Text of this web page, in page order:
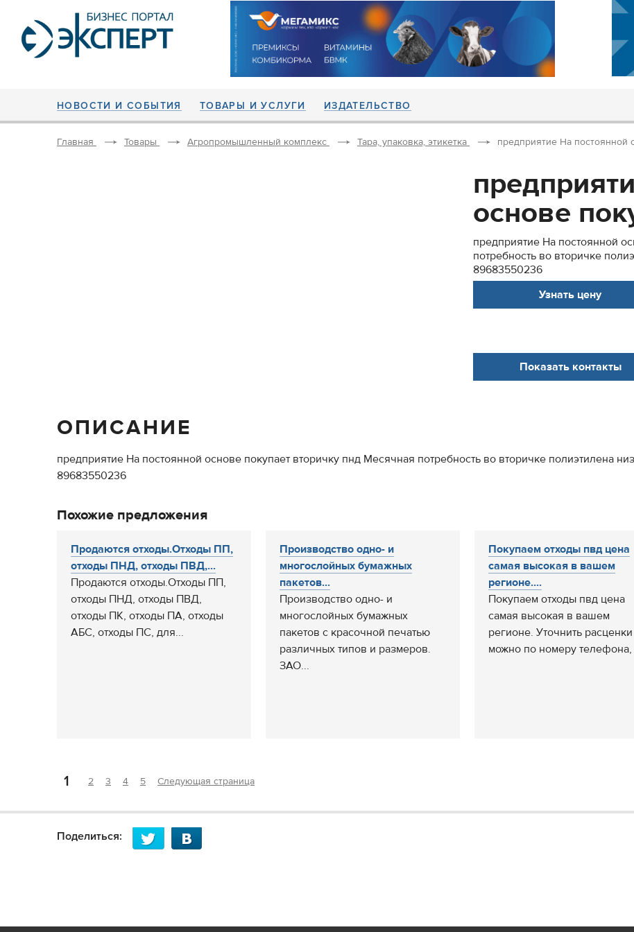
НОВОСТИ И СОБЫТИЯ ТОВАРЫ И УСЛУГИ ИЗДАТЕЛЬСТВО
Главная Товары Агропромышленный комплекс Тара, упаковка, этикетка предприятие На постоянной
основе
предприятие На постоянной
потребность во вторичке
89683550236
Узнать цену
Показать контакты
ОПИСАНИЕ
предприятие На постоянной основе покупает вторичку пнд Месячная потребность во вторичке полиэтилена
89683550236
Похожие предложения
Продаются отходы.Отходы ПП,
отходы ПНД, отходы ПВД,...
Продаются отходы.Отходы ПП,
отходы ПНД, отходы ПВД,
отходы ПК, отходы ПА, отходы
АБС, отходы ПС, для...
Производство одно- и
многослойных бумажных
пакетов...
Производство одно- и
многослойных бумажных
пакетов с красочной печатью
различных типов и размеров.
ЗАО...
Покупаем отходы пвд цена
самая высокая в вашем
регионе....
Покупаем отходы пвд цена
самая высокая в вашем
регионе. Уточнить расценки
можно по номеру телефона,
1 2 3 4 5 Следующая страница
Поделиться: